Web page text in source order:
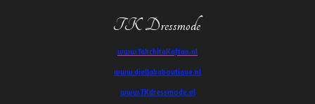
TK Dressmode
www.TakchitaKaftan.nl
www.djellababoutique.nl
www.TKdressmode.nl